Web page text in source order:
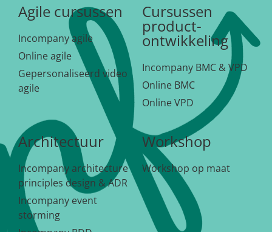
Agile cursussen
Incompany agile
Online agile
Gepersonaliseerd video
agile
Cursussen
product-
ontwikkeling
Incompany BMC & VPD
Online BMC
Online VPD
Architectuur
Incompany architecture
principles design & ADR
Incompany event
storming
Workshop
Workshop op maat